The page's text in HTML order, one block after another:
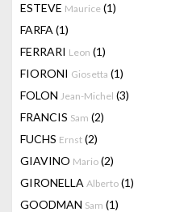
ESTEVE Maurice (1)
FARFA (1)
FERRARI Leon (1)
FIORONI Giosetta (1)
FOLON Jean-Michel (3)
FRANCIS Sam (2)
FUCHS Ernst (2)
GIAVINO Mario (2)
GIRONELLA Alberto (1)
GOODMAN Sam (1)